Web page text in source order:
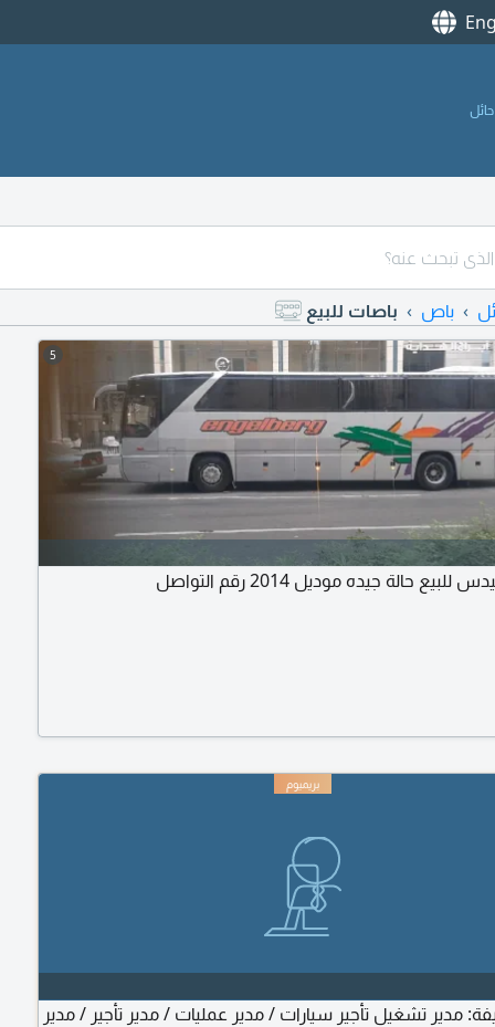
باص باصات للبيع
5
حالة جيده موديل 2014 رقم التواصل
مدير تشغيل تأجير سيارات / مدير عمليات / مدير تأجير / مدير